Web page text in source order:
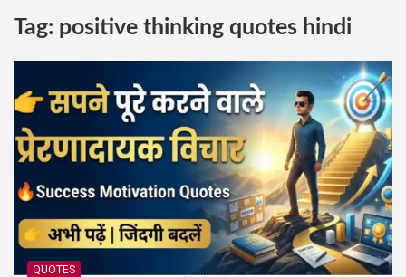
Tag: positive thinking quotes hindi
QUOTES